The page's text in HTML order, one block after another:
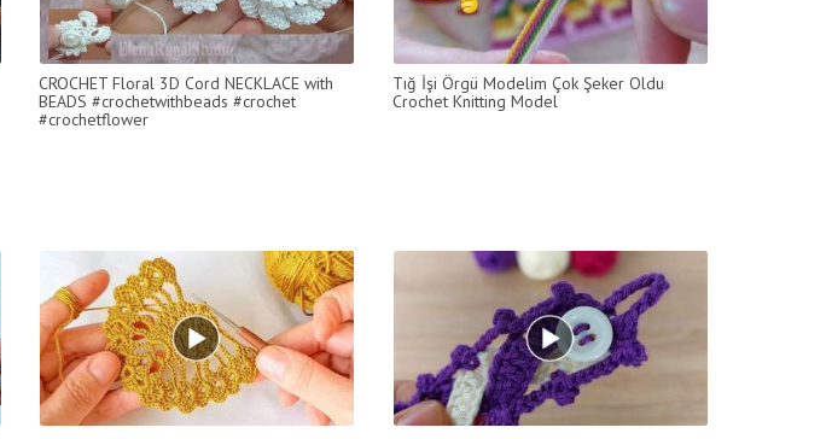
CROCHET Floral 3D Cord NECKLACE with
BEADS #crochetwithbeads #crochet
#crochetflower
Tığ İşi Örgü Modelim Çok Şeker Oldu
Crochet Knitting Model